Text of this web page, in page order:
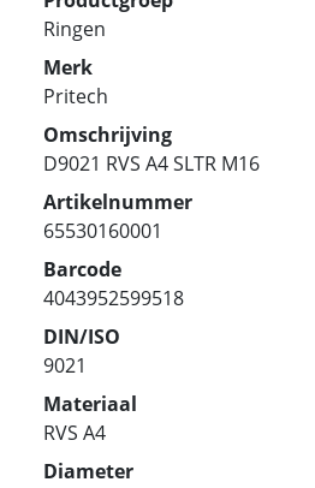
Ringen
Merk
Pritech
Omschrijving
D9021 RVS A4 SLTR M16
Artikelnummer
65530160001
Barcode
4043952599518
DIN/ISO
9021
Materiaal
RVS A4
Diameter